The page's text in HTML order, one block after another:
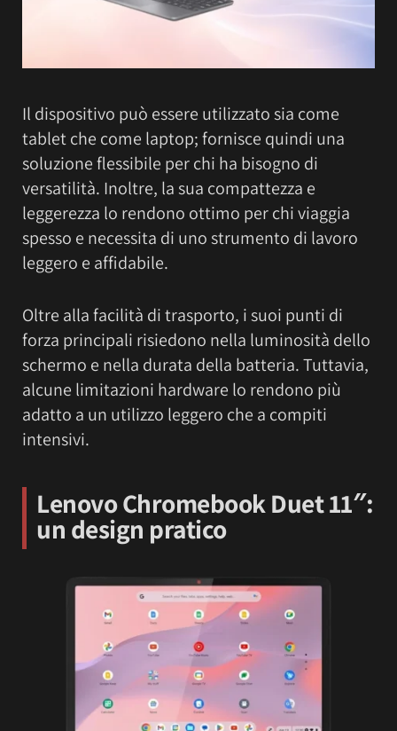
Il dispositivo può essere utilizzato sia come
tablet che come laptop; fornisce quindi una
soluzione flessibile per chi ha bisogno di
versatilità. Inoltre, la sua compattezza e
leggerezza lo rendono ottimo per chi viaggia
spesso e necessita di uno strumento di lavoro
leggero e affidabile.
Oltre alla facilità di trasporto, i suoi punti di
forza principali risiedono nella luminosità dello
schermo e nella durata della batteria. Tuttavia,
alcune limitazioni hardware lo rendono più
adatto a un utilizzo leggero che a compiti
intensivi.
Lenovo Chromebook Duet 11″:
un design pratico